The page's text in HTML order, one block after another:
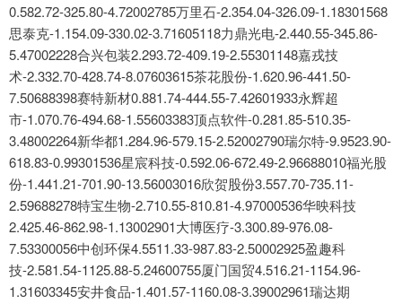
0.582.72-325.80-4.72002785万里石-2.354.04-326.09-1.18301568
思泰克-1.154.09-330.02-3.71605118力鼎光电-2.440.55-345.86-
5.47002228合兴包装2.293.72-409.19-2.55301148嘉戎技
术-2.332.70-428.74-8.07603615茶花股份-1.620.96-441.50-
7.50688398赛特新材0.881.74-444.55-7.42601933永辉超
市-1.070.76-494.68-1.55603383顶点软件-0.281.85-510.35-
3.48002264新华都1.284.96-579.15-2.52002790瑞尔特-9.9523.90-
618.83-0.99301536星宸科技-0.592.06-672.49-2.96688010福光股
份-1.441.21-701.90-13.56003016欣贺股份3.557.70-735.11-
2.59688278特宝生物-2.710.55-810.81-4.97000536华映科技
2.425.46-862.98-1.13002901大博医疗-3.300.89-976.08-
7.53300056中创环保4.5511.33-987.83-2.50002925盈趣科
技-2.581.54-1125.88-5.24600755厦门国贸4.516.21-1154.96-
1.31603345安井食品-1.401.57-1160.08-3.39002961瑞达期